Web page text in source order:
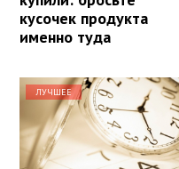
кусочек продукта
именно туда
ЛУЧШЕЕ